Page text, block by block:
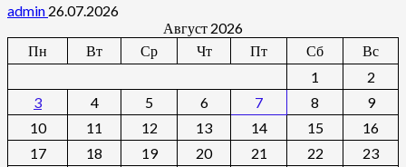
admin 26.07.2026
Август 2026
Пн
Вт Ср Чт Пт Сб
Вс
1
2
3
4 5 6 7 8
9
10
11 12 13 14 15
16
17
18 19 20 21 22 23